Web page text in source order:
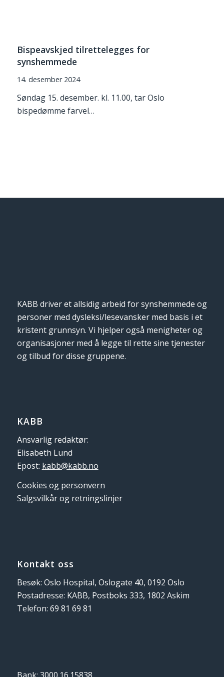
Bispeavskjed tilrettelegges for
synshemmede
14. desember 2024
Søndag 15. desember. kl. 11.00, tar Oslo
bispedømme farvel…
KABB driver et allsidig arbeid for synshemmede og
personer med dysleksi/lesevansker med basis i et
kristent grunnsyn. Vi hjelper også menigheter og
organisasjoner med å legge til rette sine tjenester
og tilbud for disse gruppene.
KABB
Ansvarlig redaktør:
Elisabeth Lund
Epost: kabb@kabb.no
Cookies og personvern
Salgsvilkår og retningslinjer
Kontakt oss
Besøk: Oslo Hospital, Oslogate 40, 0192 Oslo
Postadresse: KABB, Postboks 333, 1802 Askim
Telefon: 69 81 69 81